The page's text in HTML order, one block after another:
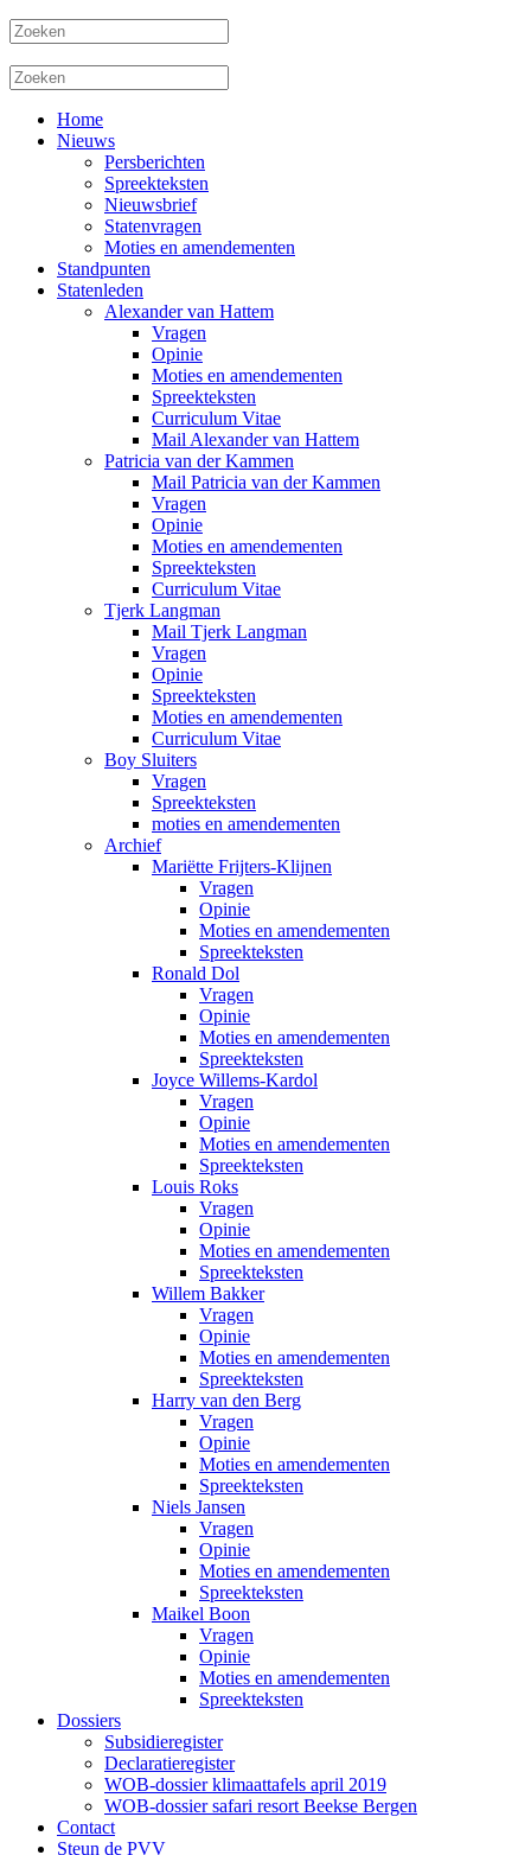
Home
Nieuws
Persberichten
Spreekteksten
Nieuwsbrief
Statenvragen
Moties en amendementen
Standpunten
Statenleden
Alexander van Hattem
Vragen
Opinie
Moties en amendementen
Spreekteksten
Curriculum Vitae
Mail Alexander van Hattem
Patricia van der Kammen
Mail Patricia van der Kammen
Vragen
Opinie
Moties en amendementen
Spreekteksten
Curriculum Vitae
Tjerk Langman
Mail Tjerk Langman
Vragen
Opinie
Spreekteksten
Moties en amendementen
Curriculum Vitae
Boy Sluiters
Vragen
Spreekteksten
moties en amendementen
Archief
Mariëtte Frijters-Klijnen
Vragen
Opinie
Moties en amendementen
Spreekteksten
Ronald Dol
Vragen
Opinie
Moties en amendementen
Spreekteksten
Joyce Willems-Kardol
Vragen
Opinie
Moties en amendementen
Spreekteksten
Louis Roks
Vragen
Opinie
Moties en amendementen
Spreekteksten
Willem Bakker
Vragen
Opinie
Moties en amendementen
Spreekteksten
Harry van den Berg
Vragen
Opinie
Moties en amendementen
Spreekteksten
Niels Jansen
Vragen
Opinie
Moties en amendementen
Spreekteksten
Maikel Boon
Vragen
Opinie
Moties en amendementen
Spreekteksten
Dossiers
Subsidieregister
Declaratieregister
WOB-dossier klimaattafels april 2019
WOB-dossier safari resort Beekse Bergen
Contact
Steun de PVV